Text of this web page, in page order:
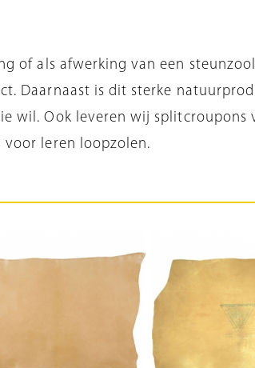
of als afwerking van een
Daarnaast is dit sterke
wil. Ook leveren wij splitcroupons
leren loopzolen.